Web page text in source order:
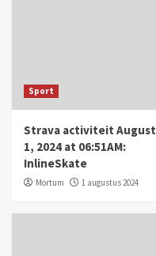
Sport
Strava activiteit August
1, 2024 at 06:51AM:
InlineSkate
Mortum 1 augustus 2024